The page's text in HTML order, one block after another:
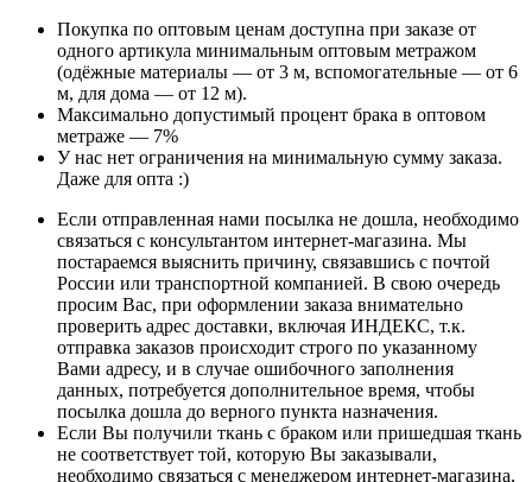
Покупка по оптовым ценам доступна при заказе от
одного артикула минимальным оптовым метражом
(одёжные материалы — от 3 м, вспомогательные — от 6
м, для дома — от 12 м).
Максимально допустимый процент брака в оптовом
метраже — 7%
У нас нет ограничения на минимальную сумму заказа.
Даже для опта :)
Если отправленная нами посылка не дошла, необходимо
связаться с консультантом интернет-магазина. Мы
постараемся выяснить причину, связавшись с почтой
России или транспортной компанией. В свою очередь
просим Вас, при оформлении заказа внимательно
проверить адрес доставки, включая ИНДЕКС, т.к.
отправка заказов происходит строго по указанному
Вами адресу, и в случае ошибочного заполнения
данных, потребуется дополнительное время, чтобы
посылка дошла до верного пункта назначения.
Если Вы получили ткань с браком или пришедшая ткань
не соответствует той, которую Вы заказывали,
необходимо связаться с менеджером интернет-магазина,